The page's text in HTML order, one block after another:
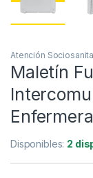
Atención
Maletín
Disponibles: 2